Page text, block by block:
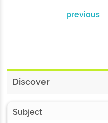
previous
Discover
Subject